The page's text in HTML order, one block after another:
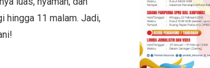
hingga 11 malam. Jadi,